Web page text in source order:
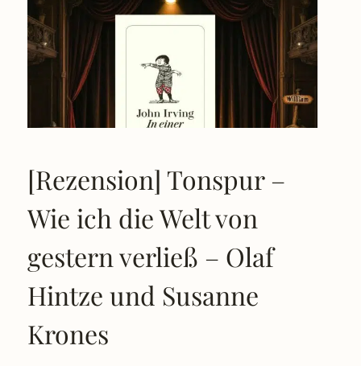
[Rezension] Tonspur –
Wie ich die Welt von
gestern verließ – Olaf
Hintze und Susanne
Krones